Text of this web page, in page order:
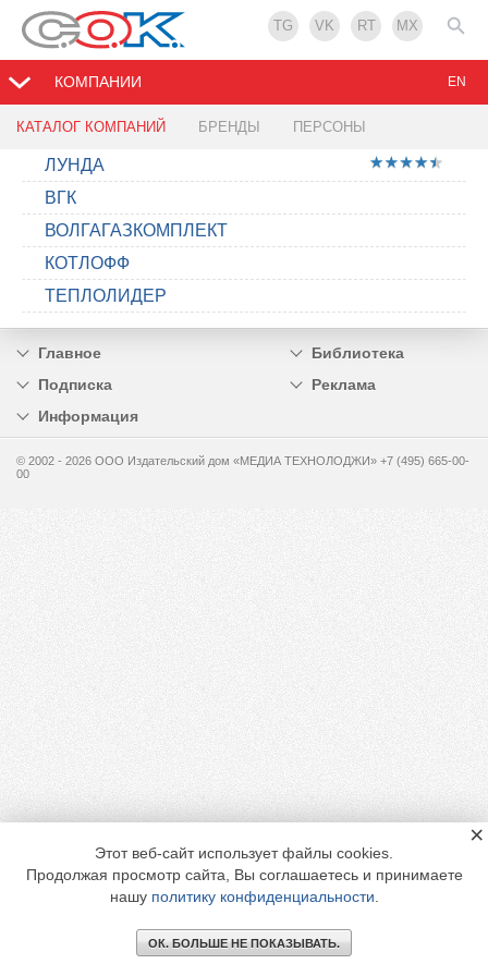
TG VK RT MX
КОМПАНИИ
КАТАЛОГ КОМПАНИЙ БРЕНДЫ ПЕРСОНЫ
EN
ЛУНДА
ВГК
ВОЛГАГАЗКОМПЛЕКТ
КОТЛОФФ
ТЕПЛОЛИДЕР
Главное
Библиотека
Подписка
Реклама
Информация
© 2002 - 2026 OOO Издательский дом «МЕДИА ТЕХНОЛОДЖИ» +7 (495) 665-00-
00
Этот веб-сайт использует файлы cookies.
Продолжая просмотр сайта, Вы соглашаетесь и принимаете
нашу политику конфиденциальности
ОК. БОЛЬШЕ НЕ ПОКАЗЫВАТЬ.
×